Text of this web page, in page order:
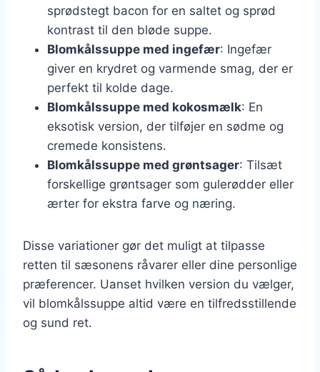
sprødstegt bacon for en saltet og sprød
kontrast til den bløde suppe.
Blomkålssuppe med ingefær: Ingefær
giver en krydret og varmende smag, der er
perfekt til kolde dage.
Blomkålssuppe med kokosmælk: En
eksotisk version, der tilføjer en sødme og
cremede konsistens.
Blomkålssuppe med grøntsager: Tilsæt
forskellige grøntsager som gulerødder eller
ærter for ekstra farve og næring.
Disse variationer gør det muligt at tilpasse
retten til sæsonens råvarer eller dine personlige
præferencer. Uanset hvilken version du vælger,
vil blomkålssuppe altid være en tilfredsstillende
og sund ret.